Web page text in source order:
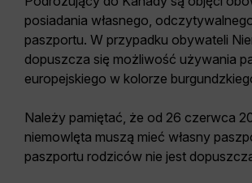
posiadania własnego,
paszportu. W przypadku obywateli
dopuszcza się możliwość używania
europejskiego w kolorze
Należy pamiętać, że od 26 czerwca
niemowlęta muszą mieć własny
paszportu rodziców nie jest